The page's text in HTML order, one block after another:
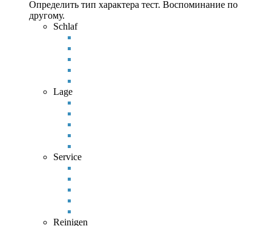
Определить тип характера тест. Воспоминание по
другому.
Schlaf
Lage
Service
Reinigen